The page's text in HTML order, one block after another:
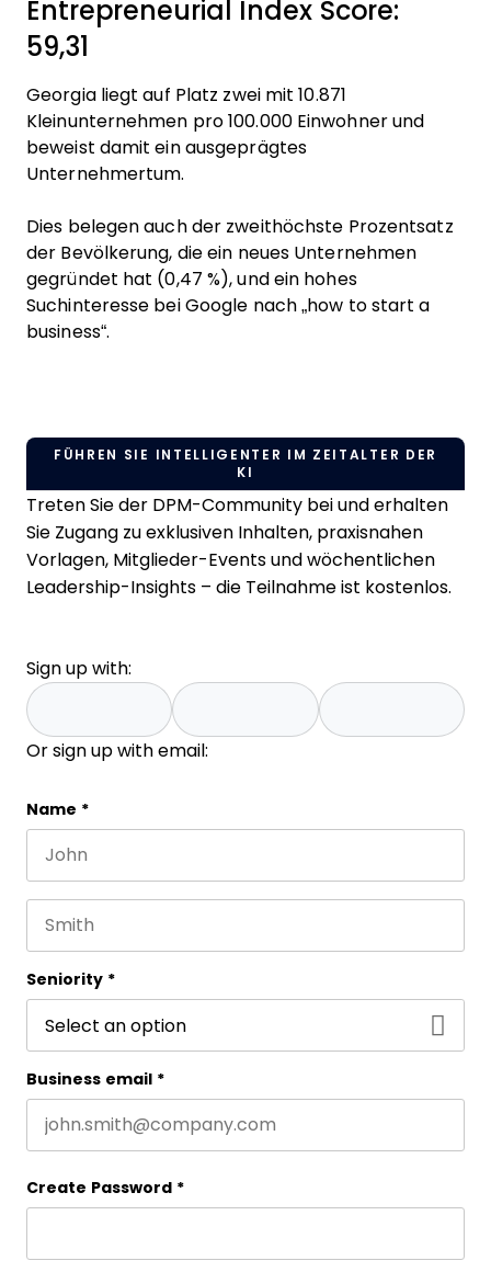
Entrepreneurial Index Score:
59,31
Georgia liegt auf Platz zwei mit 10.871
Kleinunternehmen pro 100.000 Einwohner und
beweist damit ein ausgeprägtes
Unternehmertum.
Dies belegen auch der zweithöchste Prozentsatz
der Bevölkerung, die ein neues Unternehmen
gegründet hat (0,47 %), und ein hohes
Suchinteresse bei Google nach „how to start a
business“.
FÜHREN SIE INTELLIGENTER IM ZEITALTER DER
KI
Treten Sie der DPM-Community bei und erhalten
Sie Zugang zu exklusiven Inhalten, praxisnahen
Vorlagen, Mitglieder-Events und wöchentlichen
Leadership-Insights – die Teilnahme ist kostenlos.
Sign up with:
Or sign up with email:
Instagram
This field is for validation purposes and should be
Name *
Seniority *
Business email *
Create Password *